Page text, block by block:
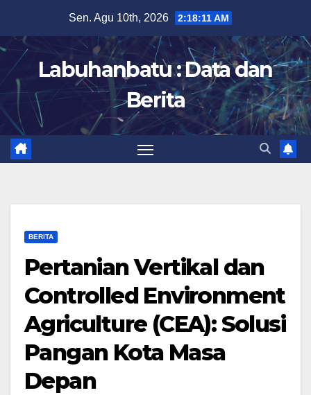
content
Sen. Agu 10th, 2026 2:18:12 AM
Labuhanbatu : Data dan
Berita
BERITA
Pertanian Vertikal dan
Controlled Environment
Agriculture (CEA): Solusi
Pangan Kota Masa
Depan